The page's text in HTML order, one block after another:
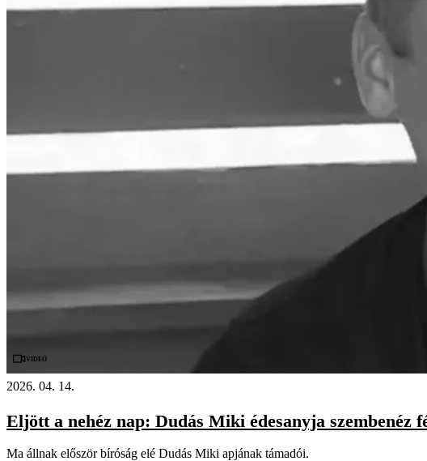
Videó
2026. 04. 14.
Eljött a nehéz nap: Dudás Miki édesanyja szembenéz
Ma állnak először bíróság elé Dudás Miki apjának támadói.